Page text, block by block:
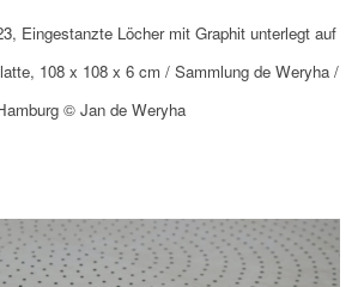
Eingestanzte Löcher mit Graphit unterlegt auf
108 x 108 x 6 cm / Sammlung de Weryha /
© Jan de Weryha